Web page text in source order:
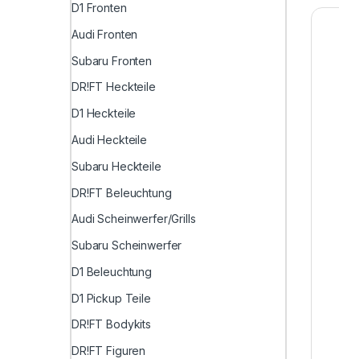
D1 Fronten
Audi Fronten
Subaru Fronten
DR!FT Heckteile
D1 Heckteile
Audi Heckteile
Subaru Heckteile
DR!FT Beleuchtung
Audi Scheinwerfer/Grills
Subaru Scheinwerfer
D1 Beleuchtung
D1 Pickup Teile
DR!FT Bodykits
DR!FT Figuren